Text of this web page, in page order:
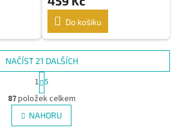
Do košíku
O
v
l
á
NAČÍST 21 DALŠÍCH
S
t
r
á
n
k
1 5
87položek celkem
NAHORU